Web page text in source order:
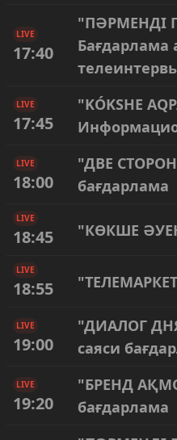
LIVE
17:40
"ПӘРМЕНДІ
Бағдарлама
LIVE
17:45
"KÓKSHE
LIVE
18:00
"ДВЕ
бағдарлама
LIVE
18:45 "КӨКШЕ
LIVE
18:55
LIVE
19:00
"ДИАЛОГ
саяси
LIVE
19:20
"БРЕНД
бағдарлама